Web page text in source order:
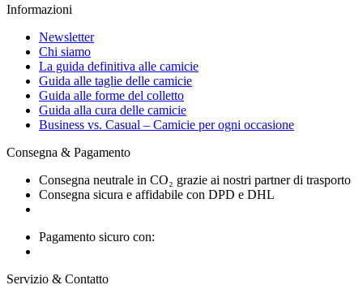
Informazioni
Newsletter
Chi siamo
La guida definitiva alle camicie
Guida alle taglie delle camicie
Guida alle forme del colletto
Guida alla cura delle camicie
Business vs. Casual – Camicie per ogni occasione
Consegna & Pagamento
Consegna neutrale in CO₂ grazie ai nostri partner di trasporto
Consegna sicura e affidabile con DPD e DHL
Pagamento sicuro con:
Servizio & Contatto